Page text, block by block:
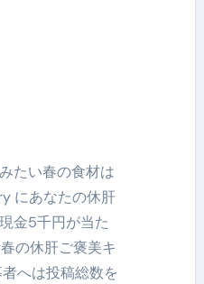
たい春の食材は
にあなたの休肝
金5千円が当た
の休肝ご褒美キ
へは投稿総数を